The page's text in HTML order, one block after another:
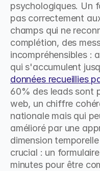
psychologiques. Un
pas correctement
champs qui ne
complétion, des
incompréhensibles :
qui s'accumulent
données recueillies
60% des leads sont
web, un chiffre
nationale mais qui
amélioré par une
dimension
crucial : un
minutes pour être